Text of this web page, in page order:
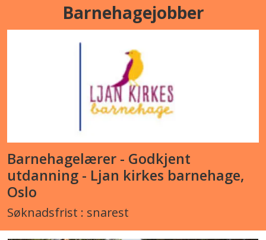
Barnehagejobber
Barnehagelærer - Godkjent
utdanning - Ljan kirkes barnehage,
Oslo
Søknadsfrist : snarest